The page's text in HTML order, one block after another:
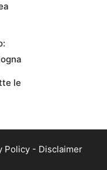
le
Policy - Disclaimer